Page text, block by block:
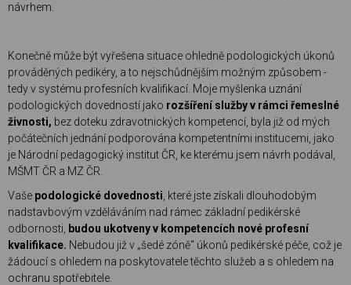
návrhem.
Konečně může být vyřešena situace ohledně podologických úkonů
prováděných pedikéry, a to nejschůdnějším možným způsobem -
tedy v systému profesních kvalifikací. Moje myšlenka uznání
podologických dovedností jako rozšíření služby v rámci řemeslné
živnosti, bez doteku zdravotnických kompetencí, byla již od mých
počátečních jednání podporována kompetentními institucemi, jako
je Národní pedagogický institut ČR, ke kterému jsem návrh podával,
MŠMT ČR a MZ ČR.
Vaše podologické dovednosti , které jste získali dlouhodobým
nadstavbovým vzděláváním nad rámec základní pedikérské
odbornosti,
budou ukotveny v kompetencích nové profesní
kvalifikace. Nebudou již v „šedé zóně“ úkonů pedikérské péče, což je
žádoucí s ohledem na poskytovatele těchto služeb a s ohledem na
ochranu spotřebitele.